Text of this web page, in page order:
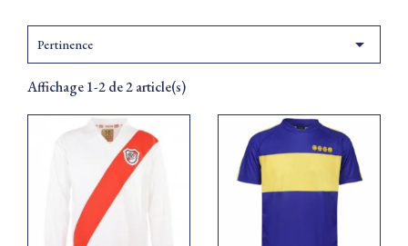
Pertinence 
Affichage 1-2 de 2 article(s)